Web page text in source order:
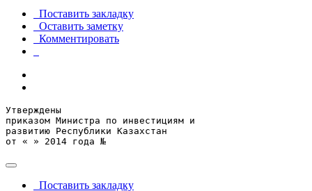
Поставить закладку
Оставить заметку
Комментировать
Утверждены
приказом Министра по инвестициям и
развитию Республики Казахстан
от « » 2014 года №
Поставить закладку